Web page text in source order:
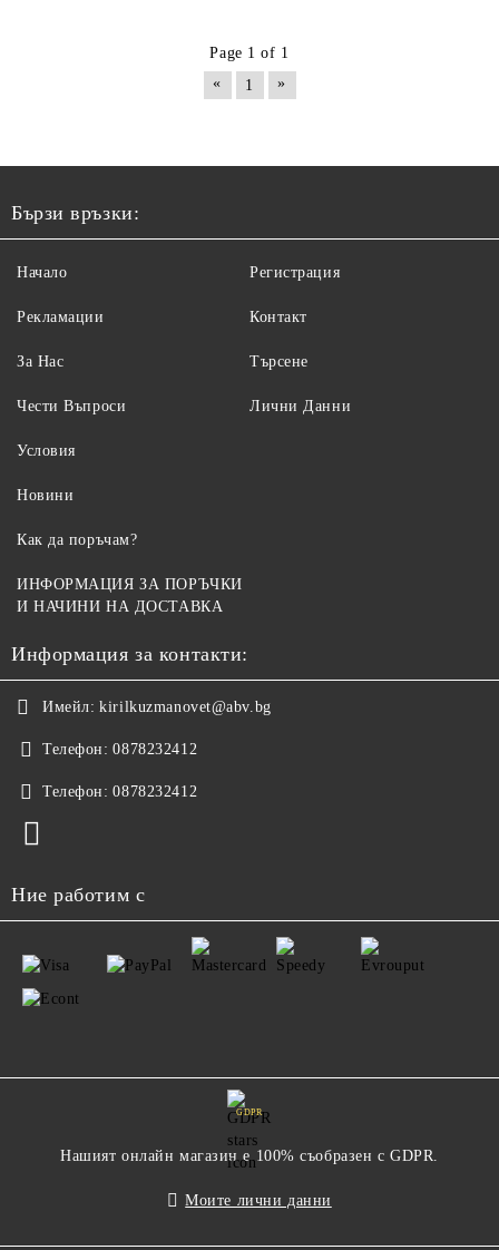
Page 1 of 1
«
1 »
Бързи връзки:
Начало
Рекламации
За Нас
Чести Въпроси
Регистрация
Контакт
Търсене
Лични Данни
Условия
Новини
Как да поръчам?
ИНФОРМАЦИЯ ЗА ПОРЪЧКИ
И НАЧИНИ НА ДОСТАВКА
Информация за контакти:
Имейл: kirilkuzmanovet@abv.bg
Телефон: 0878232412
Телефон: 0878232412
Ние работим с
GDPR
Нашият онлайн магазин е 100% съобразен с GDPR.
Моите лични данни